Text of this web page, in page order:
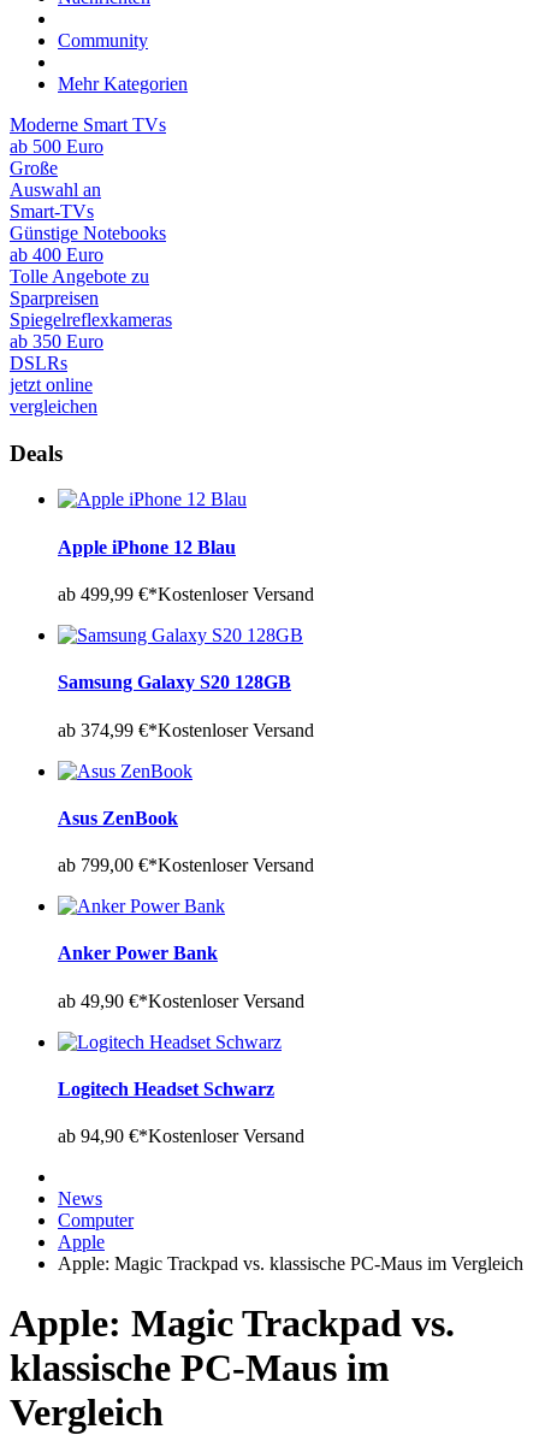
Community
Mehr Kategorien
Moderne Smart TVs
ab 500 Euro
Große
Auswahl an
Smart-TVs
Günstige Notebooks
ab 400 Euro
Tolle Angebote zu
Sparpreisen
Spiegelreflexkameras
ab 350 Euro
DSLRs
jetzt online
vergleichen
Deals
Apple iPhone 12 Blau
ab 499,99 €*Kostenloser Versand
Samsung Galaxy S20 128GB
ab 374,99 €*Kostenloser Versand
Asus ZenBook
ab 799,00 €*Kostenloser Versand
Anker Power Bank
ab 49,90 €*Kostenloser Versand
Logitech Headset Schwarz
ab 94,90 €*Kostenloser Versand
News
Computer
Apple
Apple: Magic Trackpad vs. klassische PC-Maus im Vergleich
Apple: Magic Trackpad vs.
klassische PC-Maus im
Vergleich